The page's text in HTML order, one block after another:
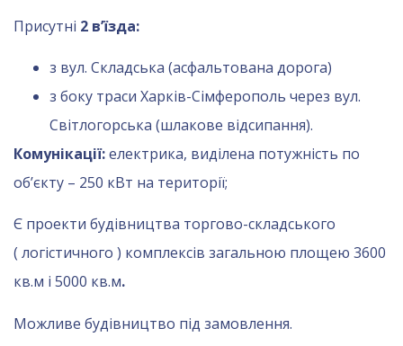
Присутні 2 в’їзда:
з вул. Складська (асфальтована дорога)
з боку траси Харків-Сімферополь через вул.
Світлогорська (шлакове відсипання).
Комунікації:електрика, виділена потужність по
об’єкту – 250 кВт на території;
Є проекти будівництва торгово-складського
( логістичного ) комплексів загальною площею 3600
кв.м і 5000 кв.м.
Можливе будівництво під замовлення.